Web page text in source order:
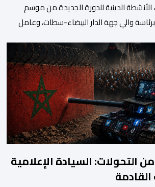
الأنشطة الدينية للدورة الجديدة من موسم
والي جهة الدار البيضاء-سطات، وعامل
العلمي المحلي للجديدة، وذلك بحضور
ودينية. وجرت مراسيم افتتاح فعاليات
حيث أُلقيت كلمات كل من رئيس المجلس […]
التحولات: السيادة الإعلامية